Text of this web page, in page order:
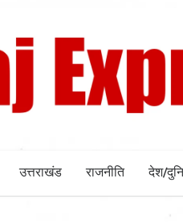
उत्तराखंड राजनीति देश/